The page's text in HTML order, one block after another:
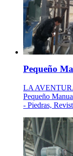
Pequeño
LA
Pequeño
- Piedras,